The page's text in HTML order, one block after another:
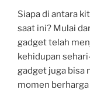
Siapa di antara
saat ini? Mulai
gadget telah
kehidupan
gadget juga bisa
momen